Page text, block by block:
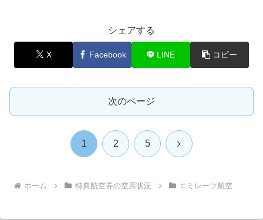
シェアする
X Facebook LINE コピー
次のページ
1 2 5 次
ホーム 特典航空券の空席状況 エミレーツ航空